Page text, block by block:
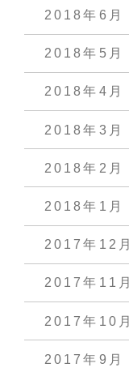
2018年6月
2018年5月
2018年4月
2018年3月
2018年2月
2018年1月
2017年12月
2017年11月
2017年10月
2017年9月